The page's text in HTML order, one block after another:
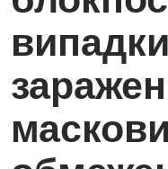
випадки